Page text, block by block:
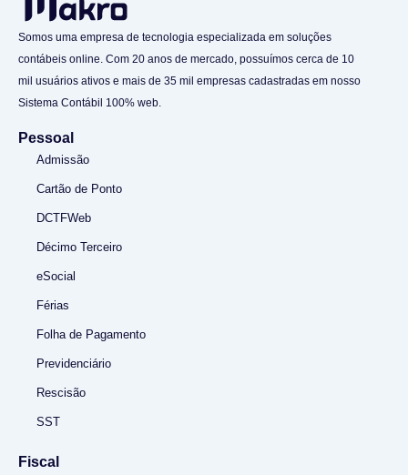
Somos uma empresa de tecnologia especializada em soluções
contábeis online. Com 20 anos de mercado, possuímos cerca de 10
mil usuários ativos e mais de 35 mil empresas cadastradas em nosso
Sistema Contábil 100% web.
Pessoal
Admissão
Cartão de Ponto
DCTFWeb
Décimo Terceiro
eSocial
Férias
Folha de Pagamento
Previdenciário
Rescisão
SST
Fiscal